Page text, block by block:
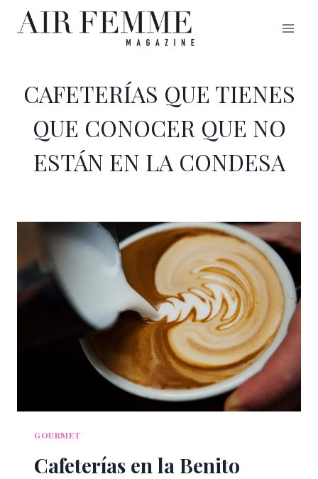
Saltar
CAFETERÍAS QUE TIENES
QUE CONOCER QUE NO
ESTÁN EN LA CONDESA
GOURMET
Cafeterías en la Benito